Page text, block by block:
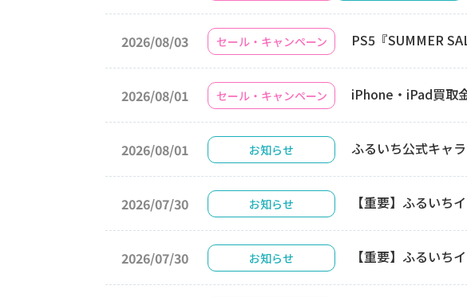
2026/08/03 セール・キャンペーン PS5『SUMMER
2026/08/01 セール・キャンペーン iPhone・iPad買取
2026/08/01 お知らせ ふるいち公式キャ
2026/07/30 お知らせ 【重要】ふるい
2026/07/30 お知らせ 【重要】ふるいち